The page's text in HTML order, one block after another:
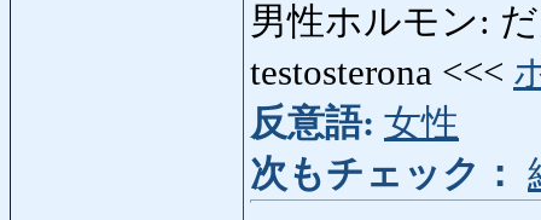
男性ホルモン:
testosterona <<<
反意語: 女性
次もチェック：